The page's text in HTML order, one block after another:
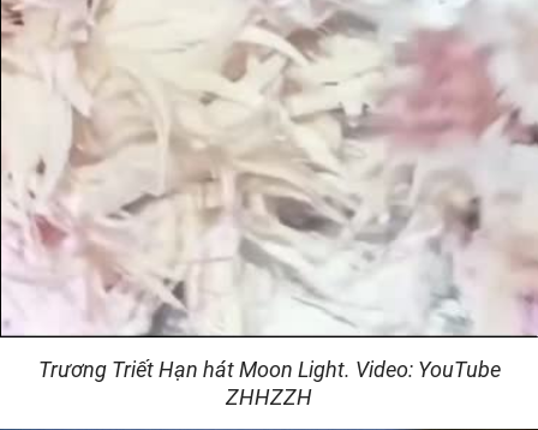
Video
Trương Triết Hạn hát Moon Light. Video: YouTube
ZHHZZH